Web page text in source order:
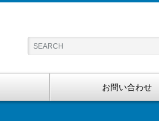
お問い合わせ